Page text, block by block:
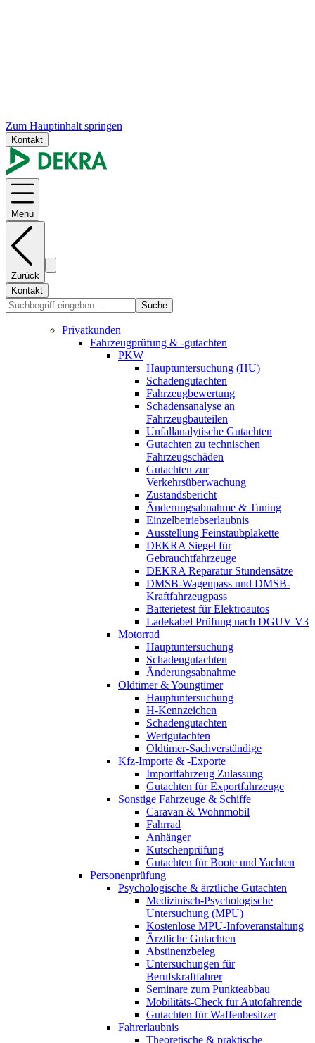
Zum Hauptinhalt springen
Kontakt
Menü
Zurück
Kontakt
Suche
Privatkunden
Fahrzeugprüfung & -gutachten
PKW
Hauptuntersuchung (HU)
Schadengutachten
Fahrzeugbewertung
Schadensanalyse an
Fahrzeugbauteilen
Unfallanalytische Gutachten
Gutachten zu technischen
Fahrzeugschäden
Gutachten zur
Verkehrsüberwachung
Zustandsbericht
Änderungsabnahme & Tuning
Einzelbetriebserlaubnis
Ausstellung Feinstaubplakette
DEKRA Siegel für
Gebrauchtfahrzeuge
DEKRA Reparatur Stundensätze
DMSB-Wagenpass und DMSB-
Kraftfahrzeugpass
Batterietest für Elektroautos
Ladekabel Prüfung nach DGUV V3
Motorrad
Hauptuntersuchung
Schadengutachten
Änderungsabnahme
Oldtimer & Youngtimer
Hauptuntersuchung
H-Kennzeichen
Schadengutachten
Wertgutachten
Oldtimer-Sachverständige
Kfz-Importe & -Exporte
Importfahrzeug Zulassung
Gutachten für Exportfahrzeuge
Sonstige Fahrzeuge & Schiffe
Caravan & Wohnmobil
Fahrrad
Anhänger
Kutschenprüfung
Gutachten für Boote und Yachten
Personenprüfung
Psychologische & ärztliche Gutachten
Medizinisch-Psychologische
Untersuchung (MPU)
Kostenlose MPU-Infoveranstaltung
Ärztliche Gutachten
Abstinenzbeleg
Untersuchungen für
Berufskraftfahrer
Seminare zum Punkteabbau
Mobilitäts-Check für Autofahrende
Gutachten für Waffenbesitzer
Fahrerlaubnis
Theoretische & praktische